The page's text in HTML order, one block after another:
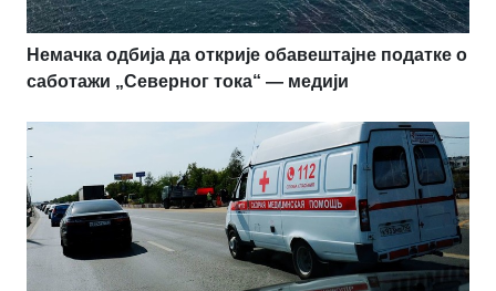
Немачка одбија да открије обавештајне податке о
саботажи „Северног тока“ — медији